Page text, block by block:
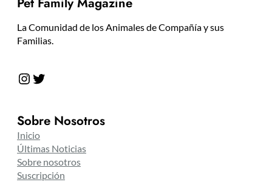
La Comunidad de los Animales de Compañía y sus
Familias.
Instagram Twitter
Sobre Nosotros
Inicio
Últimas Noticias
Sobre nosotros
Suscripción